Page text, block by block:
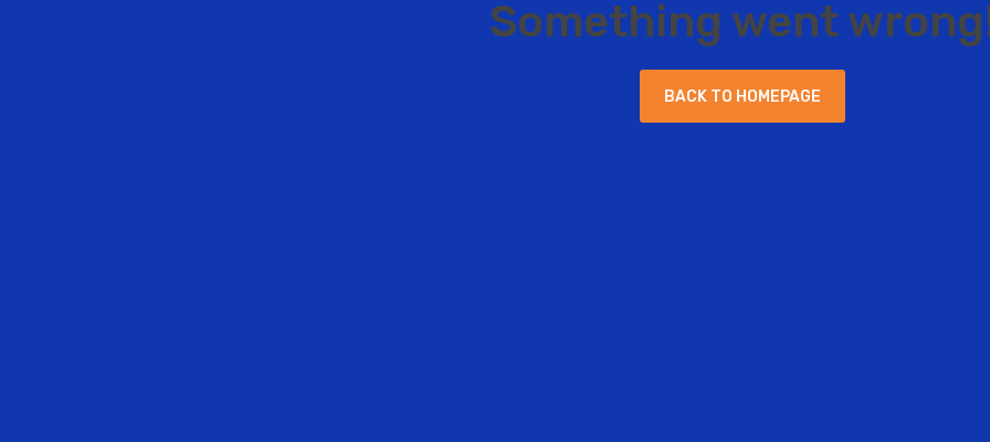
Something went wrong
BACK TO HOM EPAG E